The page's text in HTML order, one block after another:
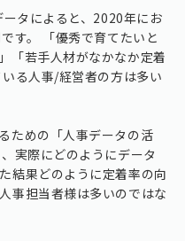
タによると、2020年にお
です。 「優秀で育てたいと
「若手人材がなかなか定着
る人事/経営者の方は多い
ための「人事データの活
実際にどのようにデータ
結果どのように定着率の向
事担当者様は多いのではな